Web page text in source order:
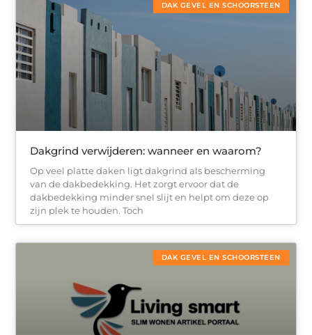
DAK GEVEL EN SCHOORSTEEN
Dakgrind verwijderen: wanneer en waarom?
Op veel platte daken ligt dakgrind als bescherming
van de dakbedekking. Het zorgt ervoor dat de
dakbedekking minder snel slijt en helpt om deze op
zijn plek te houden. Toch
DAK GEVEL EN SCHOORSTEEN